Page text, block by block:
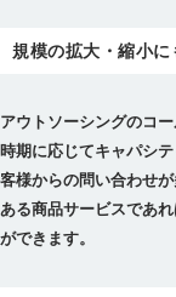
規模の拡大・縮小
アウトソーシングのコ
時期に応じてキャパシ
客様からの問い合わせ
ある商品サービスであ
ができます。